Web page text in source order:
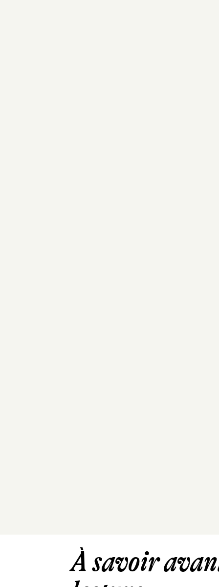
À savoir